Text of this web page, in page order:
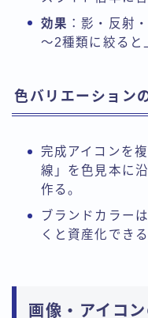
効果 ：影・反射
～2種類に絞ると
色バリエーション
完成アイコンを
線」を色見本に
作る。
ブランドカラーは
くと資産化できる
画像・アイコ